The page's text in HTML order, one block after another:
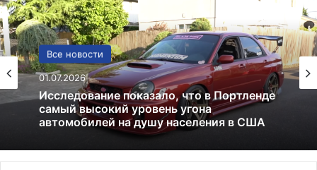
Все новости
01.07.2026
США
13.06.2025
Америка имеет огромный избыток сыра